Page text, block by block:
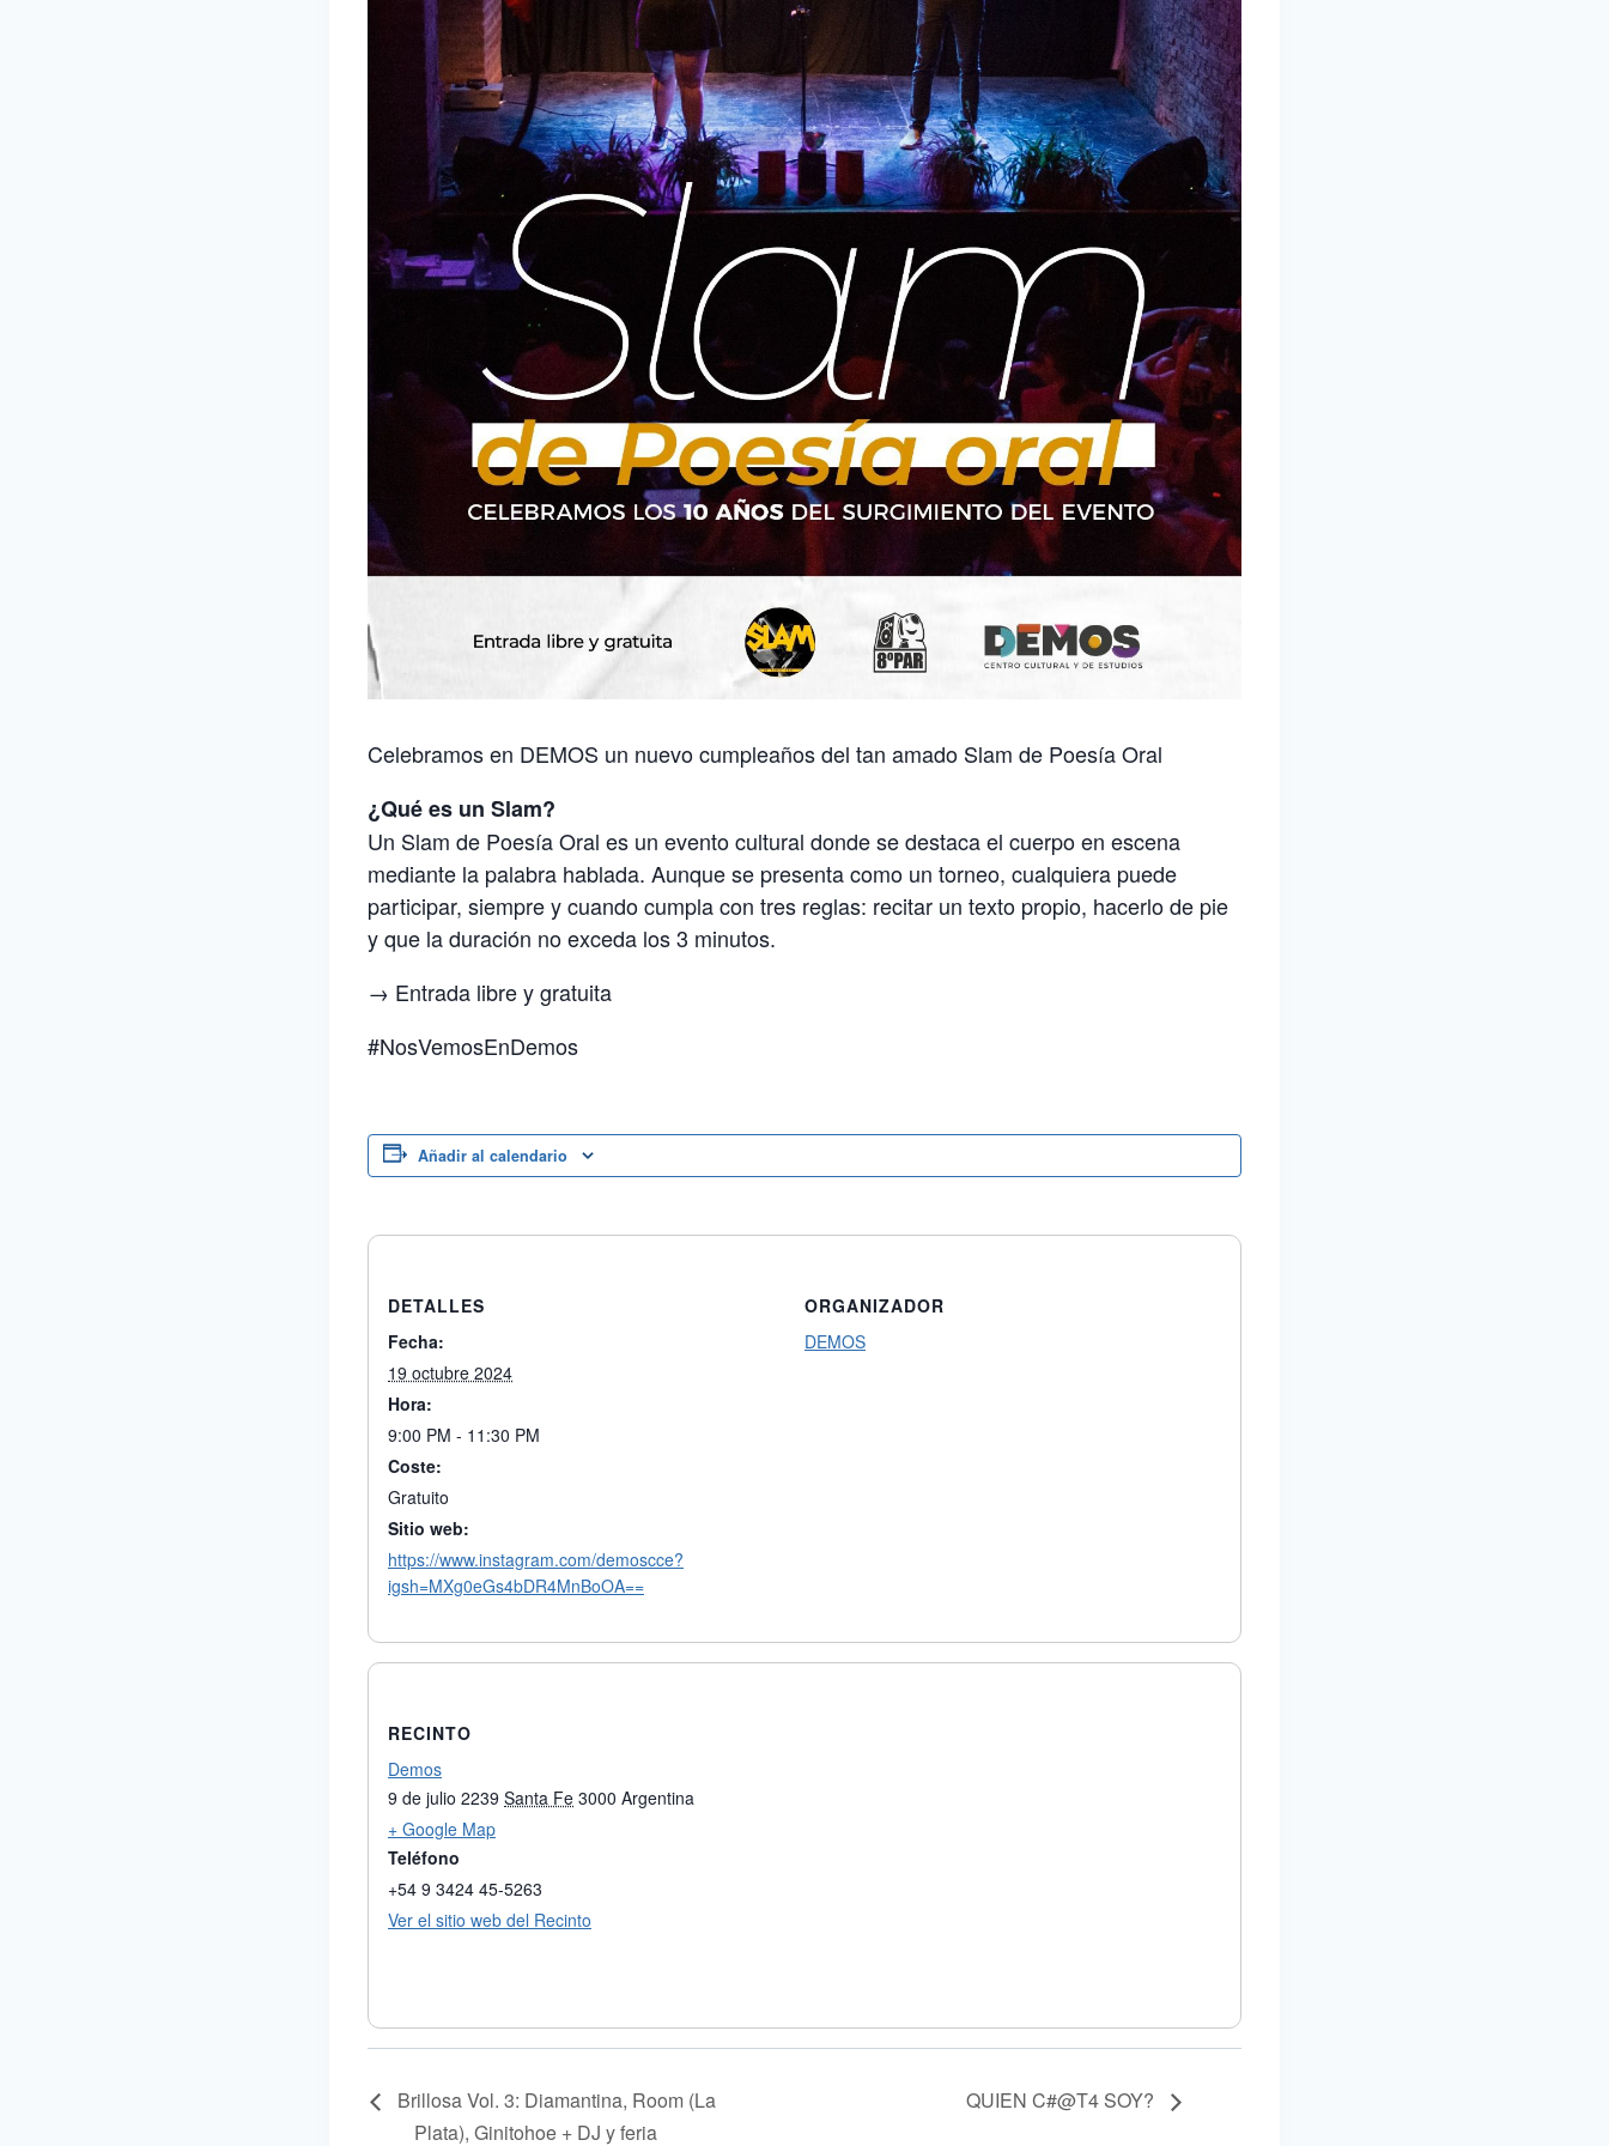
Celebramos en DEMOS un nuevo cumpleaños del tan amado Slam de Poesía Oral
¿Qué es un Slam?
Un Slam de Poesía Oral es un evento cultural donde se destaca el cuerpo en escena
mediante la palabra hablada. Aunque se presenta como un torneo, cualquiera puede
participar, siempre y cuando cumpla con tres reglas: recitar un texto propio, hacerlo de pie
y que la duración no exceda los 3 minutos.
→ Entrada libre y gratuita
#NosVemosEnDemos
Añadir al calendario
DETALLES
Fecha:
19 octubre 2024
Hora:
9:00 PM - 11:30 PM
Coste:
Gratuito
Sitio web:
https://www.instagram.com/demoscce?
igsh=MXg0eGs4bDR4MnBoOA==
ORGANIZADOR
DEMOS
RECINTO
Demos
9 de julio 2239 Santa Fe 3000 Argentina
+ Google Map
Teléfono
+54 9 3424 45-5263
Ver el sitio web del Recinto
Brillosa Vol. 3: Diamantina, Room (La
Plata), Ginitohoe + DJ y feria
QUIEN C#@T4 SOY?